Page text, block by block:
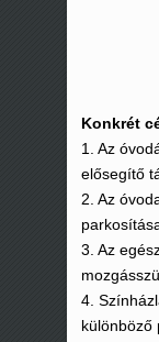
Konkrét
1. Az
elősegítő
2. Az
3. Az
4.
különböző